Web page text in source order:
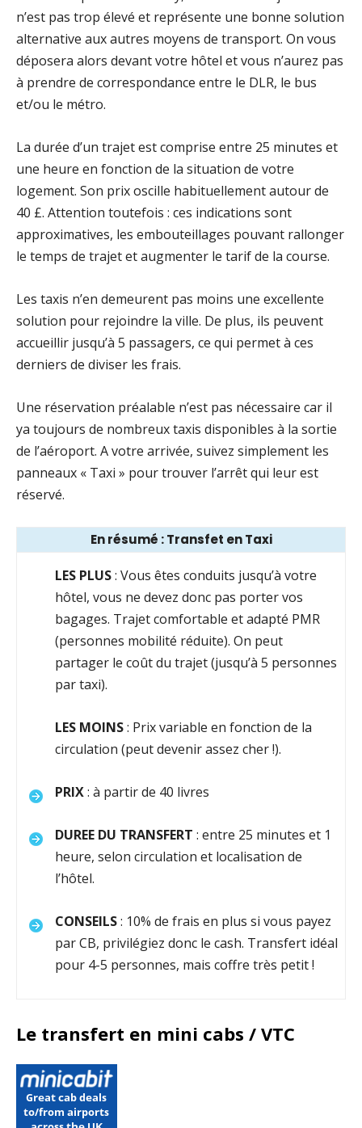
n’est pas trop élevé et représente une bonne solution
alternative aux autres moyens de transport. On vous
déposera alors devant votre hôtel et vous n’aurez pas
à prendre de correspondance entre le DLR, le bus
et/ou le métro.
La durée d’un trajet est comprise entre 25 minutes et
une heure en fonction de la situation de votre
logement. Son prix oscille habituellement autour de
40 £. Attention toutefois : ces indications sont
approximatives, les embouteillages pouvant rallonger
le temps de trajet et augmenter le tarif de la course.
Les taxis n’en demeurent pas moins une excellente
solution pour rejoindre la ville. De plus, ils peuvent
accueillir jusqu’à 5 passagers, ce qui permet à ces
derniers de diviser les frais.
Une réservation préalable n’est pas nécessaire car il
ya toujours de nombreux taxis disponibles à la sortie
de l’aéroport. A votre arrivée, suivez simplement les
panneaux « Taxi » pour trouver l’arrêt qui leur est
réservé.
En résumé : Transfet en Taxi
LES PLUS: Vous êtes conduits jusqu’à votre
hôtel, vous ne devez donc pas porter vos
bagages. Trajet comfortable et adapté PMR
(personnes mobilité réduite). On peut
partager le coût du trajet (jusqu’à 5 personnes
par taxi).
LES MOINS: Prix variable en fonction de la
circulation (peut devenir assez cher !).
PRIX: à partir de 40 livres
DUREE DU TRANSFERT : entre 25 minutes et 1
heure, selon circulation et localisation de
l’hôtel.
CONSEILS: 10% de frais en plus si vous payez
par CB, privilégiez donc le cash. Transfert idéal
pour 4-5 personnes, mais coffre très petit !
Le transfert en mini cabs / VTC